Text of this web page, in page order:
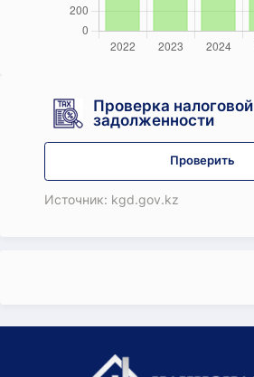
Проверка налоговой
задолженности
Проверить
Источник: kgd.gov.kz